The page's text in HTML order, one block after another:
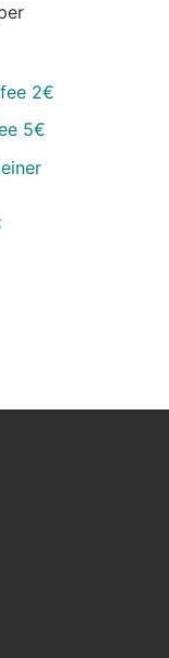
2€
5€